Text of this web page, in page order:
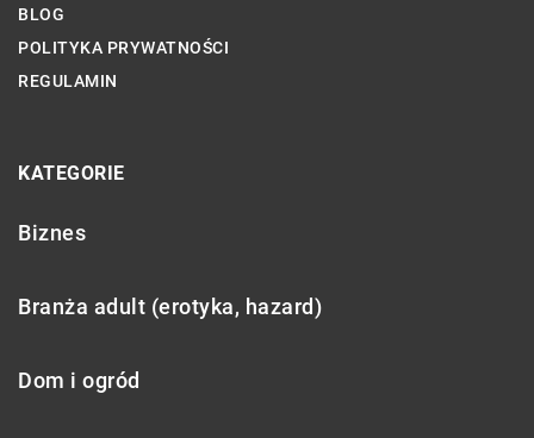
BLOG
POLITYKA PRYWATNOŚCI
REGULAMIN
KATEGORIE
Biznes
Branża adult (erotyka, hazard)
Dom i ogród